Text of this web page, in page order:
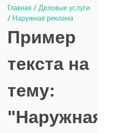
Главная / Деловые услуги
/ Наружная реклама
Пример
текста на
тему:
"Наружная